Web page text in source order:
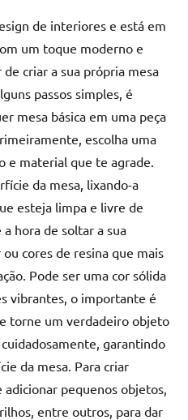
de interiores e está em
um toque moderno e
criar a sua própria mesa
passos simples, é
mesa básica em uma peça
escolha uma
e material que te agrade.
da mesa, lixando-a
esteja limpa e livre de
hora de soltar a sua
cores de resina que mais
Pode ser uma cor sólida
vibrantes, o importante é
torne um verdadeiro objeto
garantindo
da mesa. Para criar
pequenos objetos,
entre outros, para dar